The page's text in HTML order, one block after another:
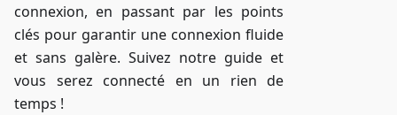
connexion, en passant par les points
clés pour garantir une connexion fluide
et sans galère. Suivez notre guide et
vous serez connecté en un rien de
temps !